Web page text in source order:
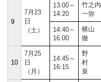
9
7月23
日
（土）
13:00～
14:20
竹之内
一弥
14:40～
16:00
横山
徹
10
7月25
日
（月）
14:45～
16:15
野
村
泉